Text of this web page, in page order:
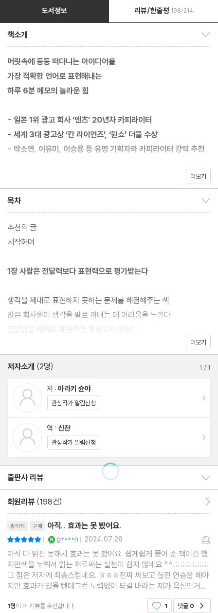
도서정보 리뷰/한줄평 198/214
책소개
머릿속에 둥둥 떠다니는 아이디어를
가장 적확한 언어로 표현해내는
하루 6분 메모의 놀라운 힘
- 일본 1위 광고 회사 ‘덴츠’ 20년차 카피라이터
- 세계 3대 광고상 ‘칸 라이언즈’, ‘원쇼’ 더블 수상
- 박소연, 이유미, 이승용 등 유명 기획자와 카피라이터 강력 추천
회의나 발표에서 독창적인 아이디어를 똑 부러지는 언어로 표현하
있어도 명확히 표현하지 못하는 사람은 능력을 제대로 인정받기 어
렵다. 20년차 ‘덴츠’ 카피라이터이자 세계 3대 광고제를 휩쓴 저자
가 ‘회의와 발표 때마다 무슨 말을 해야 할지 몰라 머리가 새하얘지
트레이닝을 소개한다. 종이와 펜만 있으면 하루 6분으로 끝낼 수 있
해 제일 위에 질문을 쓰고 그 질문에 대한 답을 ‘사고’와 ‘이유’로 나
누어 2분간 쓰는 훈련을 하루 3번 반복한다. 이 트레이닝을 꾸준히
실천하다 보면 어느새 깊은 무의식에 잠들어 있던 생각들이 마구 솟
아오르고 머릿속에 추상적인 이미지로만 둥둥 떠다니던 아이디어가
명료한 언어로 눈앞에 펼쳐진다.
저자는 표현력 트레이닝의 구체적인 방법뿐 아니라 다양한 비즈니
스 사례와 혼자 훈련할 수 있는 질문 500개까지 자신이 가진 모든
노하우를 아낌없이 소개한다. 이 트레이닝을 2주만 실천해보자. 이
책과 함께 머릿속 표현 저장고를 든든히 채워나간다면 어떤 회의나
발표, 기획, 대화도 두렵지 않을 것이다.
더보기
목차
추천의 글
시작하며
1장 사람은 전달력보다 표현력으로 평가받는다
생각을 제대로 표현하지 못하는 문제를 해결해주는 책
많은 회사원이 생각을 말로 꺼내는 데 어려움을 느낀다
전달법을 배워도 표현력은 향상되지 않는다
‘무엇을 말할 것인가’가 당신만의 관점이다
독창적인 관점이 중요한 시대
누구나 표현력을 기를 수 있다
우리는 무의식적으로 많은 것을 느낀다
깨닫지 못할 뿐, 이미 많은 것을 느끼고 있다
생각의 99%는 무의식으로 밀려난다
무의식 속 99%를 의식으로 가져오려면?
메모가 무의식 속 생각을 언어로 표현해준다
양이 속도를 좌우한다
속도가 깊이로 이어진다
3장 종이 한 장으로 끝내는 표현력 트레이닝
표현력 트레이닝을 습관으로 만들기
더보기
저자소개 (2명) 1 /1
저 : 아라키 슌야
관심작가 알림신청
역 : 신찬
관심작가 알림신청
출판사 리뷰
회원리뷰 (198건)
종이책 구매 아직.. 효과는 못 봤어요.
| g****n | 2024.07.28
아직 다 읽진 못해서 효과는 못 봤어요. 쉽게쉽게 풀어 준 책이긴 했
지만책을 누워서 읽는 저로써는 실천이 쉽지 않네요 ^^;;;;;;;;;;;;;;;
그 점은 저자께 죄송스럽네요. ㅎㅎㅎ진짜 써보고 실전 연습을 해야
지만 효과가 있을 텐데그런 노력없이 되길 바라는 제가 욕심인거
죠. 시간 날때 다시 정신 차려서 정독하고 시키는대로 연습도 해 보
면 정말 유익한 책이 될 듯 합니다.
1명이 이 리뷰를 추천합니다. 1 댓글 0